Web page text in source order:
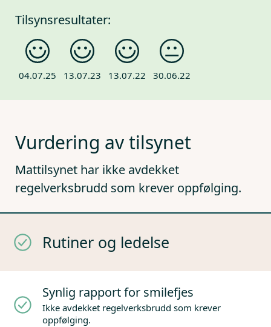
Tilsynsresultater:
04.07.25 13.07.23 13.07.22 30.06.22
Vurdering av tilsynet
Mattilsynet har ikke avdekket
regelverksbrudd som krever oppfølging.
Rutiner og ledelse
Synlig rapport for smilefjes
Ikke avdekket regelverksbrudd som krever
oppfølging.